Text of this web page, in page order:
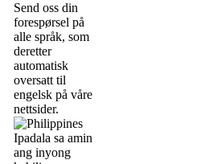
Send oss din
forespørsel på
alle språk, som
deretter
automatisk
oversatt til
engelsk på våre
nettsider.
Ipadala sa amin
ang inyong